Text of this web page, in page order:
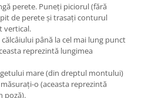
perete. Puneți piciorul (fără
de perete și trasați conturul
vertical.
până la cel mai lung punct
reprezintă lungimea
mare (din dreptul montului)
o (aceasta reprezintă
poză).